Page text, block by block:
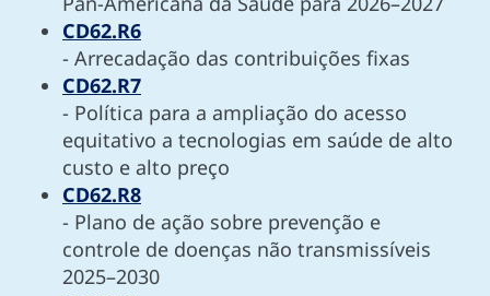
CD62.R6
- Arrecadação das contribuições fixas
CD62.R7
- Política para a ampliação do acesso
equitativo a tecnologias em saúde de alto
custo e alto preço
CD62.R8
- Plano de ação sobre prevenção e
controle de doenças não transmissíveis
2025–2030